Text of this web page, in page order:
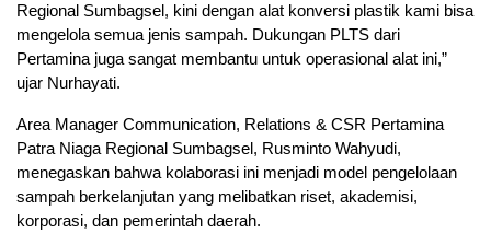
Regional Sumbagsel, kini dengan alat konversi plastik kami bisa
mengelola semua jenis sampah. Dukungan PLTS dari
Pertamina juga sangat membantu untuk operasional alat ini,”
ujar Nurhayati.
Area Manager Communication, Relations & CSR Pertamina
Patra Niaga Regional Sumbagsel, Rusminto Wahyudi,
menegaskan bahwa kolaborasi ini menjadi model pengelolaan
sampah berkelanjutan yang melibatkan riset, akademisi,
korporasi, dan pemerintah daerah.